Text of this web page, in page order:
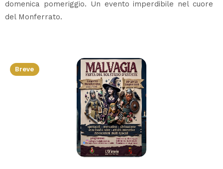
domenica pomeriggio. Un evento imperdibile nel cuore
del Monferrato.
Breve